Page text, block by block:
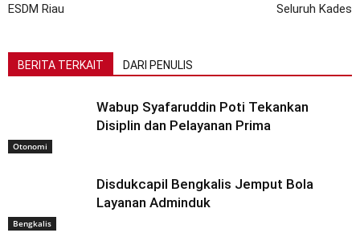
ESDM Riau
Seluruh Kades
BERITA TERKAIT DARI PENULIS
Otonomi
Wabup Syafaruddin Poti Tekankan
Disiplin dan Pelayanan Prima
Bengkalis
Disdukcapil Bengkalis Jemput Bola
Layanan Adminduk